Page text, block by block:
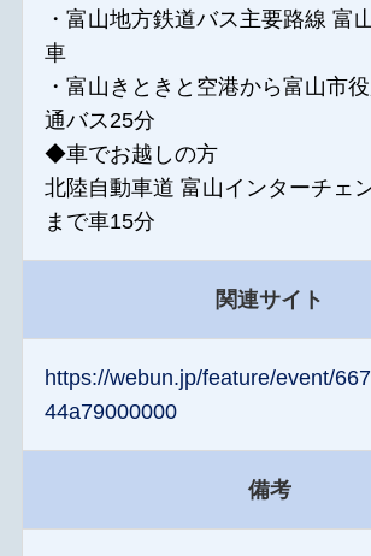
・富山地方鉄道バス主要路線 富
車
・富山きときと空港から富山市
通バス25分
◆車でお越しの方
北陸自動車道 富山インターチェ
まで車15分
関連サイト
https://webun.jp/feature/event/
44a79000000
備考